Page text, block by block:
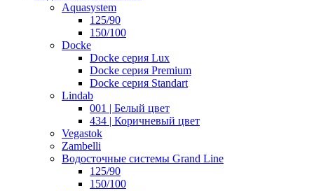
Aquasystem
125/90
150/100
Docke
Docke серия Lux
Docke серия Premium
Docke серия Standart
Lindab
001 | Белый цвет
434 | Коричневый цвет
Vegastok
Zambelli
Водосточные системы Grand Line
125/90
150/100